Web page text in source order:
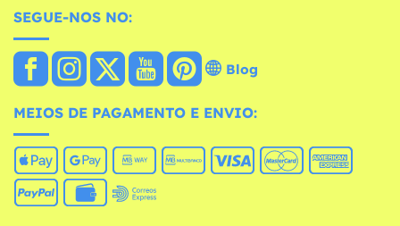
SEGUE-NOS NO:
Blog
MEIOS DE PAGAMENTO E ENVIO: